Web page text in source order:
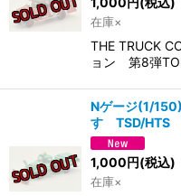
在庫×
THE TRUCK
ョン 第8弾
Nゲージ(1/
すゞTSD/HTS
1,000円(税込)
在庫×